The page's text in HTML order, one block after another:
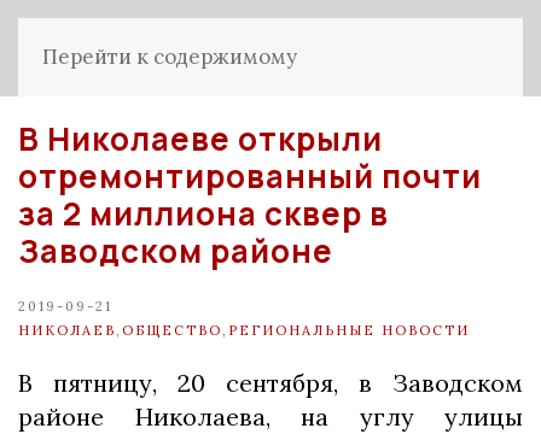
Перейти к содержимому
В Николаеве открыли
отремонтированный почти
за 2 миллиона сквер в
Заводском районе
2019-09-21
НИКОЛАЕВ ОБЩЕСТВО РЕГИОНАЛЬНЫЕ НОВОСТИ
В пятницу, 20 сентября, в Заводском
районе Николаева, на углу улицы